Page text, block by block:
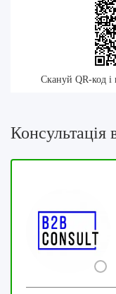
Скануй QR-код і
Консультація